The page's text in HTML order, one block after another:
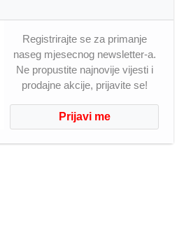
Registrirajte se za primanje
naseg mjesecnog newsletter-a.
Ne propustite najnovije vijesti i
prodajne akcije, prijavite se!
Prijavi me